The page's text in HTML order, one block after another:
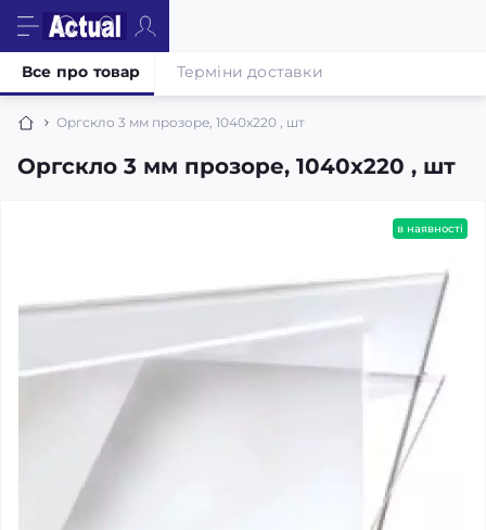
Оргскло 3 мм прозоре, 1040х220 , шт
Оргскло 3 мм прозоре, 1040х220 , шт
Все про товар Терміни доставки
в наявності